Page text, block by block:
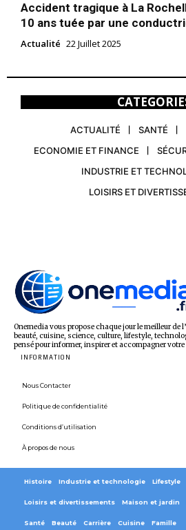
Accident tragique à La
10 ans tuée par une
Actualité 22 Juillet 2025
ACTUALITÉ SANTÉ
ECONOMIE ET FINANCE
INDUSTRIE ET
LOISIRS ET
Onemedia vous propose chaque jour le meilleur de
beauté, cuisine, science, culture, lifestyle,
pensé pour informer, inspirer et accompagner
INFORMATION
Nous Contacter
Politique de confidentialité
Conditions d’utilisation
À propos de nous
Histoire Industrie et technologie Lifestyle
Loisirs et divertissements Maison et jardin
Santé Beauté Carrière Cuisine Famille